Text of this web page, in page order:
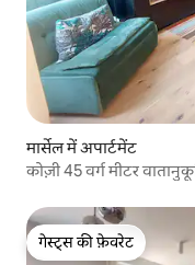
मार्सेल में अपार्टमेंट
कोज़ी 45 वर्ग मीटर
गेस्ट्स की फ़ेवरेट
गेस्ट्स की फ़ेवरेट